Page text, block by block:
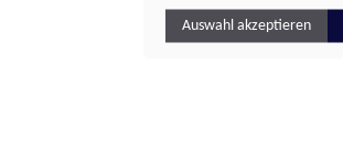
Auswahl akzeptieren